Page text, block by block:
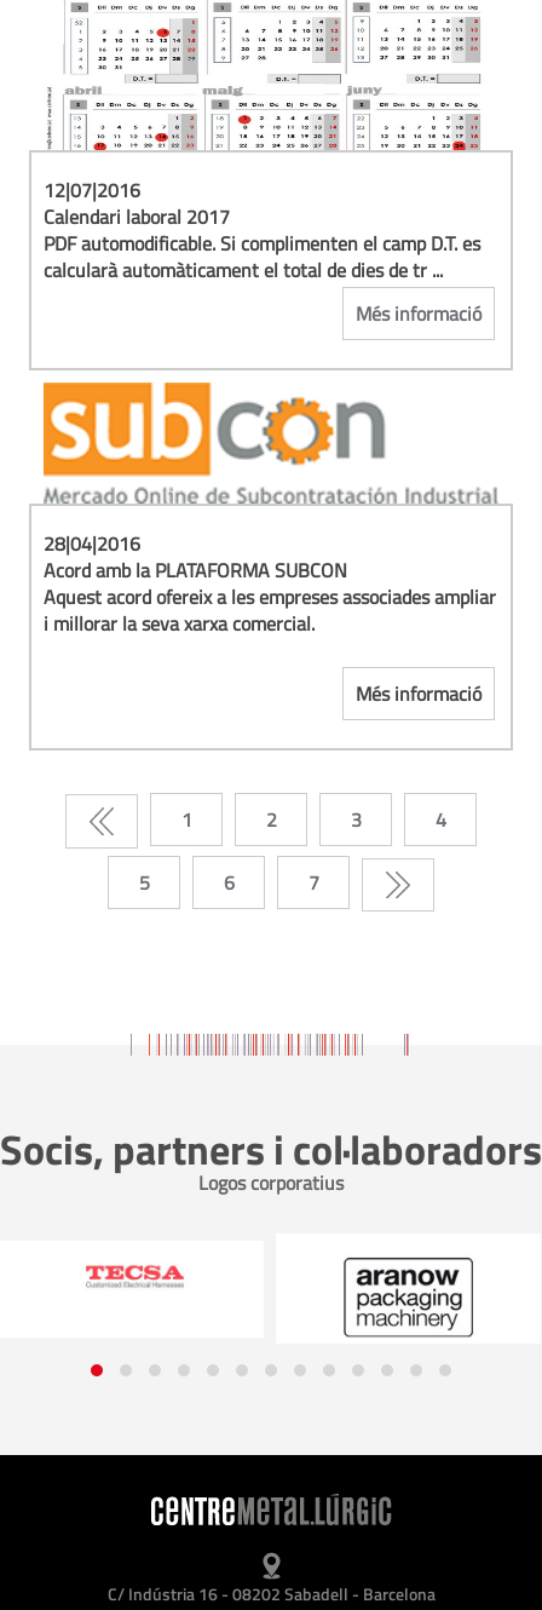
12|07|2016
Calendari laboral 2017
PDF automodificable. Si complimenten el camp D.T. es
calcularà automàticament el total de dies de tr ...
Més informació
28|04|2016
Acord amb laPLATAFORMA SUBCON
Aquest acord ofereix a les empreses associadesampliar
i millorar la seva xarxa comercial.
Més informació
1 2 3 4
5 6 7
Socis, partners i col·laboradors
Logos corporatius
C/ Indústria 16 - 08202 Sabadell - Barcelona